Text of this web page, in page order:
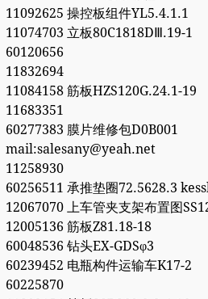
11092625 操控板组件YL5.4.1.1
11074703 立板80C1818DⅢ.19-1
60120656
11832694
11084158 筋板HZS120G.24.1-19
11683351
60277383 膜片维修包D0B001
mail:salesany@yeah.net
11258930
60256511 承推垫圈72.5628.3
12067070 上车管夹支架布置图
12005136 筋板Z81.18-18
60048536 钻头EX-GDSφ3
60239452 电瓶构件运输车K17-2
60225870